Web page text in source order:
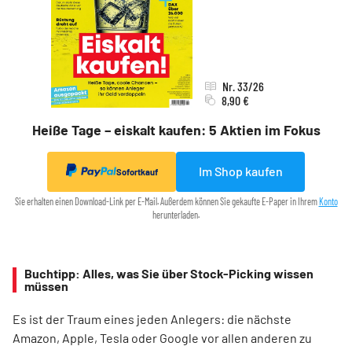
Heiße Tage – eiskalt kaufen: 5 Aktien im Fokus
Nr. 33/26
8,90 €
Sofortkauf Im Shop kaufen
Sie erhalten einen Download-Link per E-Mail. Außerdem können Sie gekaufte E-Paper in IhremKonto
herunterladen.
Buchtipp: Alles, was Sie über Stock-Picking wissen
müssen
Es ist der Traum eines jeden Anlegers: die nächste
Amazon, Apple, Tesla oder Google vor allen anderen zu